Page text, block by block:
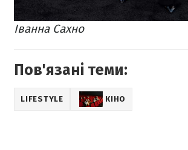
Іванна Сахно
Пов'язані теми:
LIFESTYLE КІНО